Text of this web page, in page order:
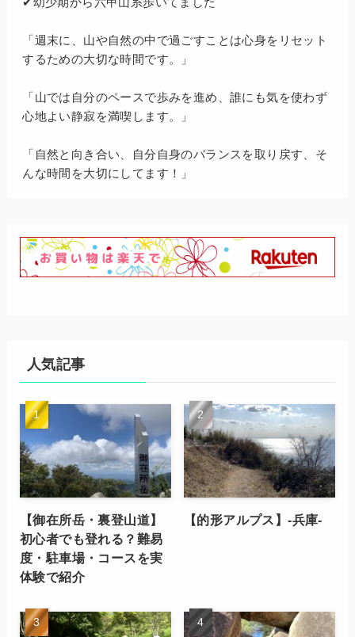
「週末に、山や自然の中で過ごすことは心身をリセット
するための大切な時間です。」
「山では自分のペースで歩みを進め、誰にも気を使わず
心地よい静寂を満喫します。」
「自然と向き合い、自分自身のバランスを取り戻す、そ
んな時間を大切にしてます！」
人気記事
【御在所岳・裏登山道】
初心者でも登れる？難易
度・駐車場・コースを実
体験で紹介
【的形アルプス】-兵庫-